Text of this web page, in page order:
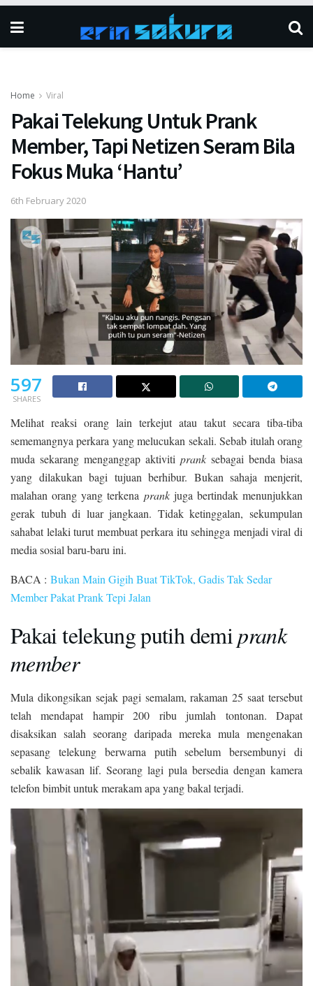
Home Viral
Pakai Telekung Untuk Prank
Member, Tapi Netizen Seram Bila
Fokus Muka ‘Hantu’
6th February 2020
597
SHARES
Melihat reaksi orang lain terkejut atau takut secara tiba-tiba
sememangnya perkara yang melucukan sekali. Sebab itulah orang
muda sekarang menganggap aktiviti prank sebagai benda biasa
yang dilakukan bagi tujuan berhibur. Bukan sahaja menjerit,
malahan orang yang terkena prankjuga bertindak menunjukkan
gerak tubuh di luar jangkaan. Tidak ketinggalan, sekumpulan
sahabat lelaki turut membuat perkara itu sehingga menjadi viral di
media sosial baru-baru ini.
BACA : Bukan Main Gigih Buat TikTok, Gadis Tak Sedar
Member Pakat Prank Tepi Jalan
Pakai telekung putih demiprank
member
Mula dikongsikan sejak pagi semalam, rakaman 25 saat tersebut
telah mendapat hampir 200 ribu jumlah tontonan. Dapat
disaksikan salah seorang daripada mereka mula mengenakan
sepasang telekung berwarna putih sebelum bersembunyi di
sebalik kawasan lif. Seorang lagi pula bersedia dengan kamera
telefon bimbit untuk merakam apa yang bakal terjadi.